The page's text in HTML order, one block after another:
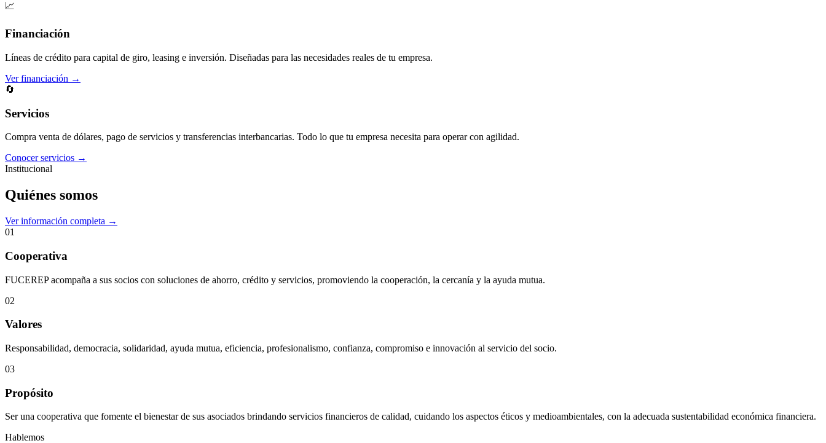
📈
Financiación
Líneas de crédito para capital de giro, leasing e inversión. Diseñadas para las necesidades reales de tu empresa.
Ver financiación →
🔄
Servicios
Compra venta de dólares, pago de servicios y transferencias interbancarias. Todo lo que tu empresa necesita para operar con agilidad.
Conocer servicios →
Institucional
Quiénes somos
Ver información completa →
01
Cooperativa
FUCEREP acompaña a sus socios con soluciones de ahorro, crédito y servicios, promoviendo la cooperación, la cercanía y la ayuda mutua.
02
Valores
Responsabilidad, democracia, solidaridad, ayuda mutua, eficiencia, profesionalismo, confianza, compromiso e innovación al servicio del socio.
03
Propósito
Ser una cooperativa que fomente el bienestar de sus asociados brindando servicios financieros de calidad, cuidando los aspectos éticos y medioambientales, con la adecuada sustentabilidad económica financiera.
Hablemos